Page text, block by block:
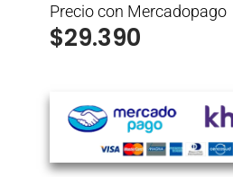
Precio con Mercadopago
$29.390